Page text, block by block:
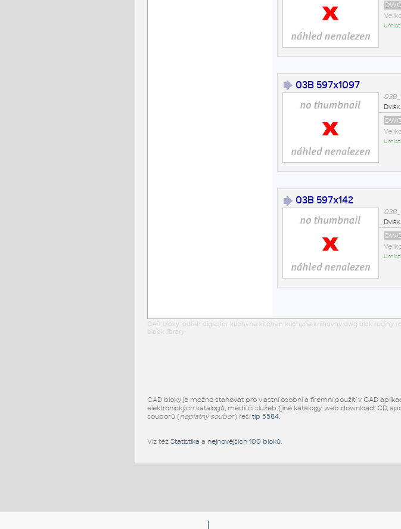
03B 597x1097
03B 597x142
CAD bloky: odtah digestor kuchyne kitchen kuchyňa knihovny dwg blok rodiny
block library
CAD bloky je možno stahovat pro vlastní osobní a firemní použití v CAD
elektronických katalogů, médií či služeb (jiné katalogy, web download, CD,
souborů (neplatný soubor) řešítip 5584.
Viz též Statistika a nejnovějších 100 bloků.